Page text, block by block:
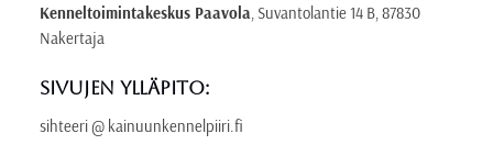
Kenneltoimintakeskus Paavola, Suvantolantie 14 B, 87830
Nakertaja
Sivujen ylläpito:
sihteeri @ kainuunkennelpiiri.fi